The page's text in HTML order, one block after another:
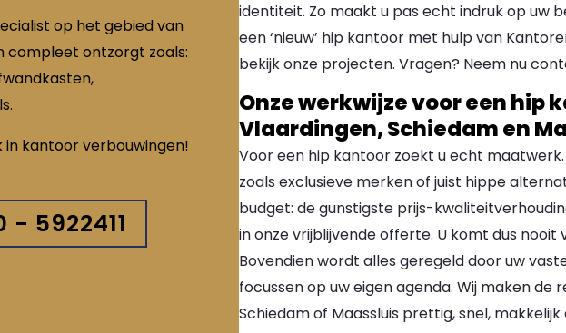
op het gebied van
compleet ontzorgt zoals:
in kantoor verbouwingen!
- 5922411
identiteit. Zo maakt u pas echt indruk op uw
een ‘nieuw’ hip kantoor met hulp van
bekijk onze projecten. Vragen? Neem nu
Onze werkwijze voor een hip
Vlaardingen, Schiedam en
Voor een hip kantoor zoekt u echt
zoals exclusieve merken of juist hippe
budget: de gunstigste prijs-
in onze vrijblijvende offerte. U komt dus
Bovendien wordt alles geregeld door uw
focussen op uw eigen agenda. Wij maken
Schiedam of Maassluis prettig, snel, makkelijk